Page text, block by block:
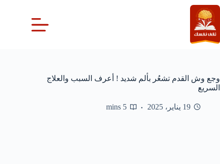
التجاوز
إلى
المحتوى
وجع وش القدم تشعُر بألم شديد ! أعرف السبب والعلاج
السريع
19 يناير، 2025 5 mins